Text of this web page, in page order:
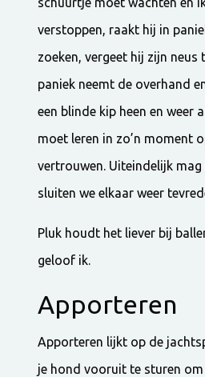
verstoppen, raakt hij in
zoeken, vergeet hij zijn neus
paniek neemt de overhand
een blinde kip heen en weer
moet leren in zo’n moment
vertrouwen. Uiteindelijk mag
sluiten we elkaar weer
Pluk houdt het liever bij
geloof ik.
Apporteren
Apporteren lijkt op de
je hond vooruit te sturen